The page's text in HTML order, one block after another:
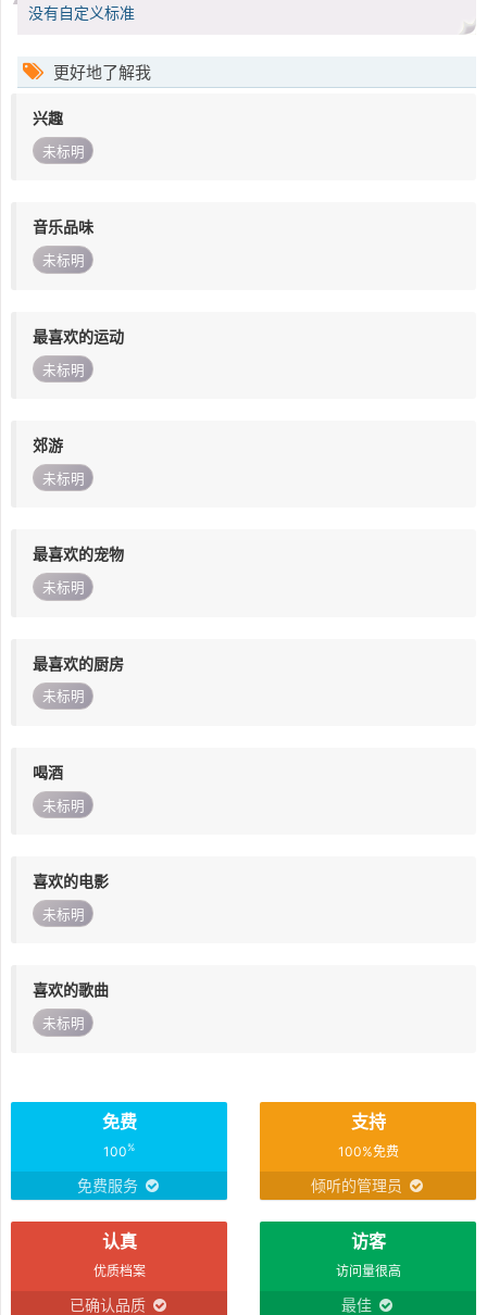
没有自定义标准
更好地了解我
兴趣
未标明
音乐品味
未标明
最喜欢的运动
未标明
郊游
未标明
最喜欢的宠物
未标明
最喜欢的厨房
未标明
喝酒
未标明
喜欢的电影
未标明
喜欢的歌曲
未标明
免费
100%
免费服务
支持
100%免费
倾听的管理员
认真
优质档案
已确认品质
访客
访问量很高
最佳